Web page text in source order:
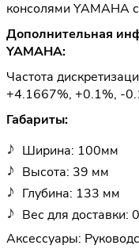
консолями YAMAHA
Дополнительная
YAMAHA:
Частота
+4.1667%, +0.1%, -
Габариты:
Ширина: 100мм
Высота: 39 мм
Глубина: 133 мм
Вес для доставки:
Аксессуары: